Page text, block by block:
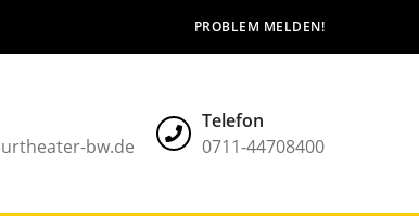
PROBLEM MELDEN!
bw.de
Telefon
0711-44708400